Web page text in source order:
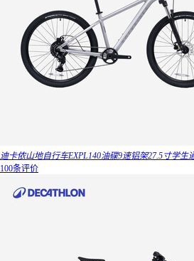
迪卡侬山地自行车EXPL140油碟9速铝架27.5寸学生
100条评价